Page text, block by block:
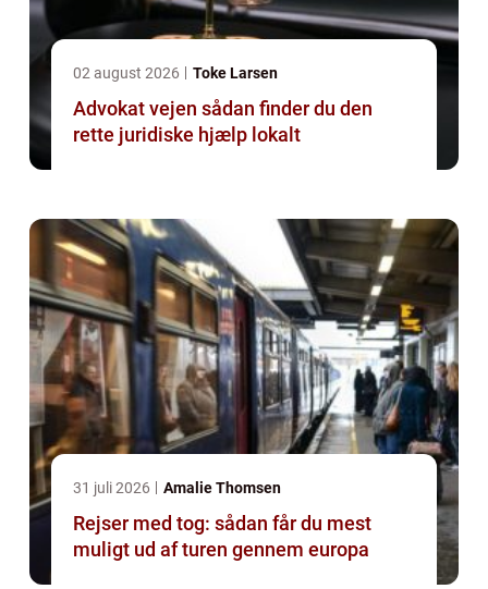
02 august 2026 Toke Larsen
Advokat vejen sådan finder du den
rette juridiske hjælp lokalt
31 juli 2026 Amalie Thomsen
Rejser med tog: sådan får du mest
muligt ud af turen gennem europa